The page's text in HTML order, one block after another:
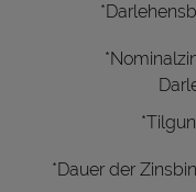
*Dauer der